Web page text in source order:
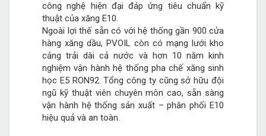
công nghệ hiện đại đáp ứng tiêu chuẩn kỹ
thuật của xăng E10.
Ngoài lợi thế sẵn có với hệ thống gần 900 cửa
hàng xăng dầu, PVOIL còn có mạng lưới kho
cảng trải dài cả nước và hơn 10 năm kinh
nghiệm vận hành hệ thống pha chế xăng sinh
học E5 RON92. Tổng công ty cũng sở hữu đội
ngũ kỹ thuật viên chuyên môn cao, sẵn sàng
vận hành hệ thống sản xuất – phân phối E10
hiệu quả và an toàn.